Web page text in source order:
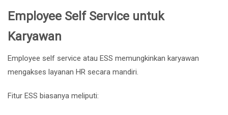
Employee Self Service untuk
Karyawan
Employee self service atau ESS memungkinkan karyawan
mengakses layanan HR secara mandiri.
Fitur ESS biasanya meliputi: